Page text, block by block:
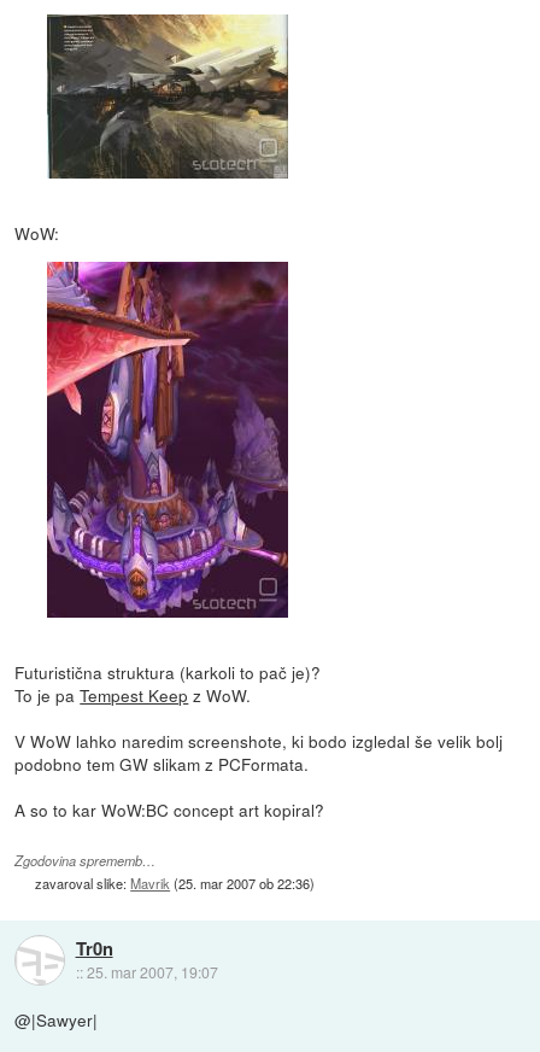
WoW:
Futuristična struktura (karkoli to pač je)?
To je paTempest Keep z WoW.
V WoW lahko naredim screenshote, ki bodo izgledal še velik bolj
podobno tem GW slikam z PCFormata.
A so to kar WoW:BC concept art kopiral?
Zgodovina sprememb…
zavaroval slike:Mavrik (25. mar 2007 ob 22:36)
Tr0n
::25. mar 2007, 19:07
@|Sawyer|